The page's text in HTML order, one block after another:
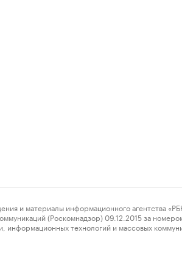
информационного агентства
(Роскомнадзор) 09.12.2015 за
информационных технологий и массовых